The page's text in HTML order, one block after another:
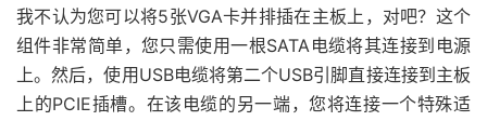
我不认为您可以将5张VGA卡并排插在主板上，对吧？这个
组件非常简单，您只需使用一根SATA电缆将其连接到电源
上。然后，使用USB电缆将第二个USB引脚直接连接到主板
上的PCIE插槽。在该电缆的另一端，您将连接一个特殊适